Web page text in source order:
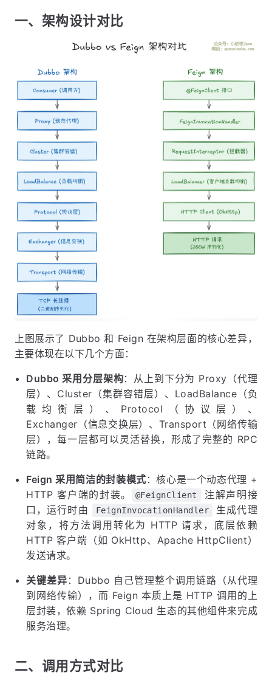
一、架构设计对比
上图展示了 Dubbo 和 Feign 在架构层面的核心差异，
主要体现在以下几个方面：
Dubbo 采用分层架构：从上到下分为 Proxy（代理
层）、Cluster（集群容错层）、LoadBalance（负
载均衡层）、Protocol（协议层）、
Exchanger（信息交换层）、Transport（网络传输
层），每一层都可以灵活替换，形成了完整的 RPC
链路。
Feign 采用简洁的封装模式 ：核心是一个动态代理 +
HTTP 客户端的封装。
@FeignClient
注解声明接
口，运行时由
FeignInvocationHandler
生成代理
对象，将方法调用转化为 HTTP 请求，底层依赖
HTTP 客户端（如 OkHttp、Apache HttpClient）
发送请求。
关键差异 ：Dubbo 自己管理整个调用链路（从代理
到网络传输），而 Feign 本质上是 HTTP 调用的上
层封装，依赖 Spring Cloud 生态的其他组件来完成
服务治理。
二、调用方式对比